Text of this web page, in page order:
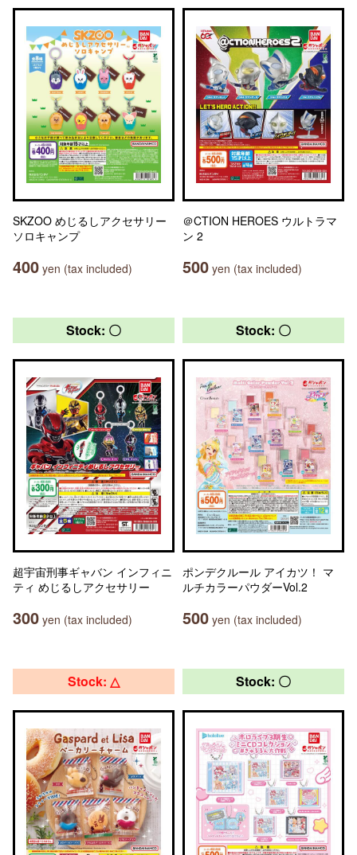
SKZOO めじるしアクセサリー
ソロキャンプ
400 yen (tax included)
＠CTION HEROES ウルトラマ
ン 2
500 yen (tax included)
Stock: 〇
超宇宙刑事ギャバン インフィニ
ティ めじるしアクセサリー
300 yen (tax included)
Stock: 〇
ポンデクルール アイカツ！ マ
ルチカラーパウダーVol.2
500 yen (tax included)
Stock: △ Stock: 〇